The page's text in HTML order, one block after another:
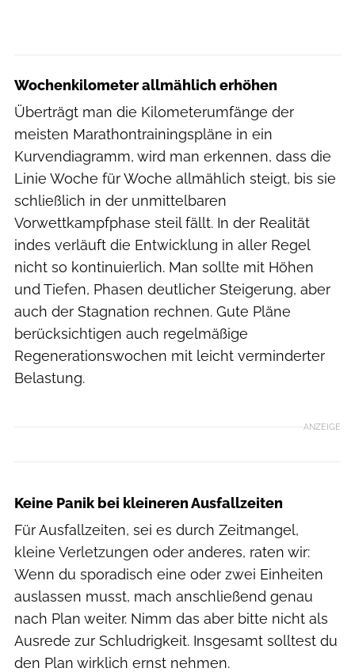
Wochenkilometer allmählich erhöhen
Überträgt man die Kilometerumfänge der
meisten Marathontrainingspläne in ein
Kurvendiagramm, wird man erkennen, dass die
Linie Woche für Woche allmählich steigt, bis sie
schließlich in der unmittelbaren
Vorwettkampfphase steil fällt. In der Realität
indes verläuft die Entwicklung in aller Regel
nicht so kontinuierlich. Man sollte mit Höhen
und Tiefen, Phasen deutlicher Steigerung, aber
auch der Stagnation rechnen. Gute Pläne
berücksichtigen auch regelmäßige
Regenerationswochen mit leicht verminderter
Belastung.
ANZEIGE
Keine Panik bei kleineren Ausfallzeiten
Für Ausfallzeiten, sei es durch Zeitmangel,
kleine Verletzungen oder anderes, raten wir:
Wenn du sporadisch eine oder zwei Einheiten
auslassen musst, mach anschließend genau
nach Plan weiter. Nimm das aber bitte nicht als
Ausrede zur Schludrigkeit. Insgesamt solltest du
den Plan wirklich ernst nehmen.